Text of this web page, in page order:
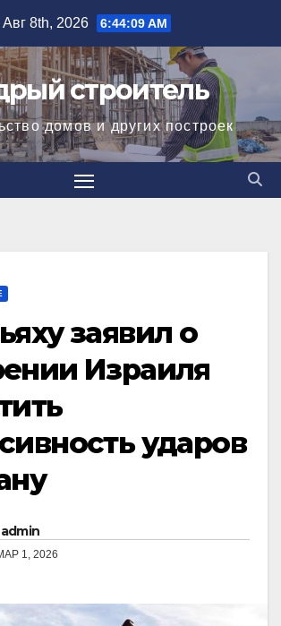
8th, 2026 6:44:10 AM
строитель
домов и других построек
заявил о
Израиля
ударов
admin
1, 2026